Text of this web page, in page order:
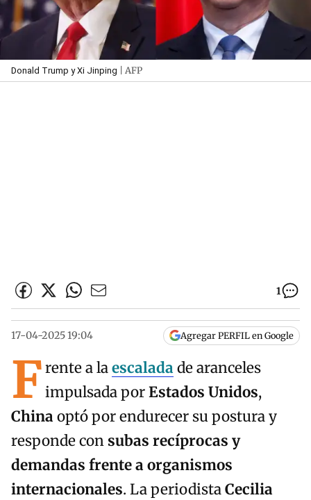
Donald Trump y Xi Jinping | AFP
1
17-04-2025 19:04 Agregar PERFIL en Google
Frente a laescaladade aranceles
impulsada porEstados Unidos,
Chinaoptó por endurecer su postura y
responde con subas recíprocas y
demandas frente a organismos
internacionales. La periodistaCecilia